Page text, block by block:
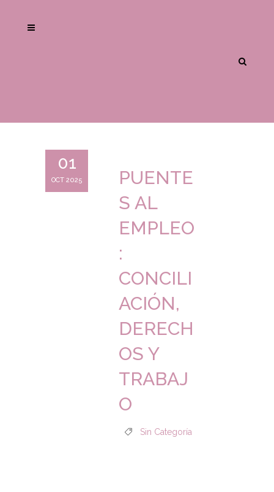
01
OCT 2025
PUENTE
S AL
EMPLEO
:
CONCILI
ACIÓN,
DERECH
OS Y
TRABAJ
O
Sin Categoría